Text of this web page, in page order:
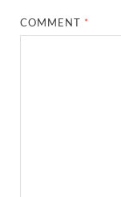
COMMENT *